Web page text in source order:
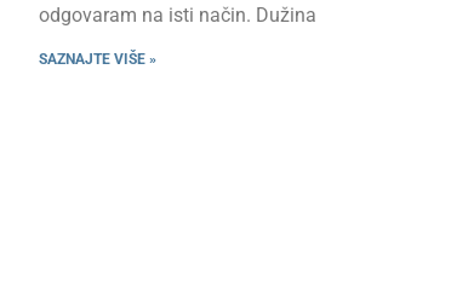
odgovaram na isti način. Dužina
SAZNAJTE VIŠE »